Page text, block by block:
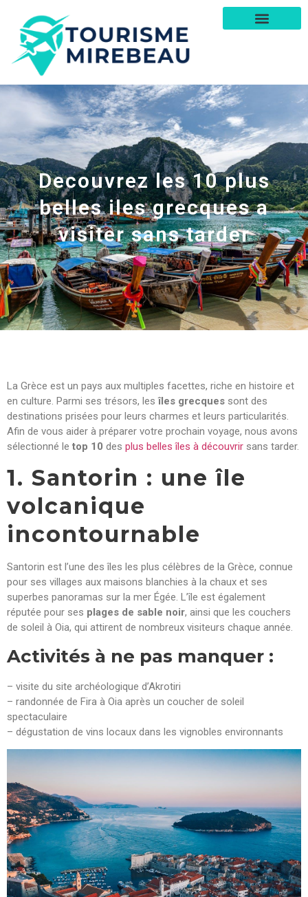
Decouvrez les 10 plus
belles iles grecques a
visiter sans tarder
La Grèce est un pays aux multiples facettes, riche en histoire et
en culture. Parmi ses trésors, lesîles grecques sont des
destinations prisées pour leurs charmes et leurs particularités.
Afin de vous aider à préparer votre prochain voyage, nous avons
sélectionné le top 10 des plus belles îles à découvrir sans tarder.
1. Santorin : une île
volcanique
incontournable
Santorin est l’une des îles les plus célèbres de la Grèce, connue
pour ses villages aux maisons blanchies à la chaux et ses
superbes panoramas sur la mer Égée. L’île est également
réputée pour ses plages de sable noir, ainsi que les couchers
de soleil à Oia, qui attirent de nombreux visiteurs chaque année.
Activités à ne pas manquer :
– visite du site archéologique d’Akrotiri
– randonnée de Fira à Oia après un coucher de soleil
spectaculaire
– dégustation de vins locaux dans les vignobles environnants